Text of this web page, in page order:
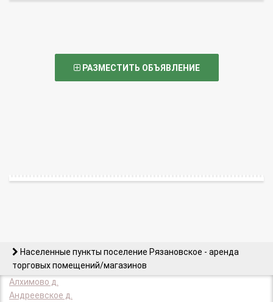
РАЗМЕСТИТЬ ОБЪЯВЛЕНИЕ
Населенные пункты поселение Рязановское - аренда
торговых помещений/магазинов
Алхимово д.
Андреевское д.